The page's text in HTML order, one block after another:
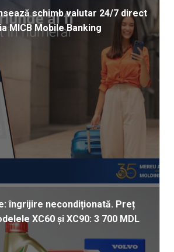
schimb valutar 24/7 direct
MICB Mobile Banking
îngrijire necondiționată. Preț
XC60 și XC90: 3 700 MDL